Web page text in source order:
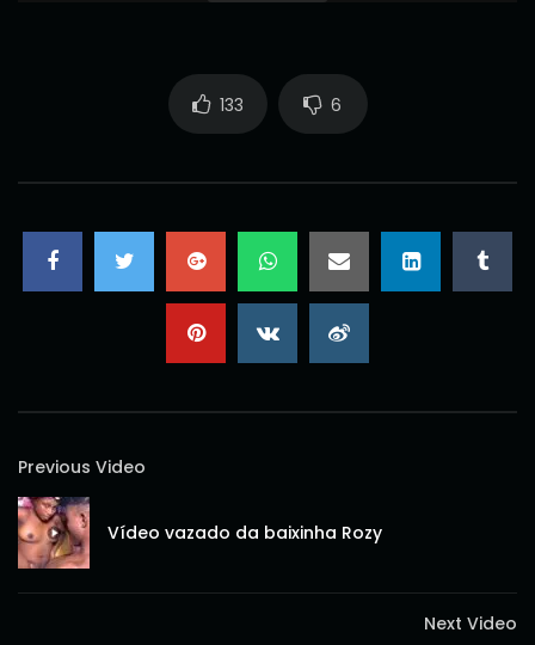
133 6
Previous Video
Vídeo vazado da baixinha Rozy
Next Video